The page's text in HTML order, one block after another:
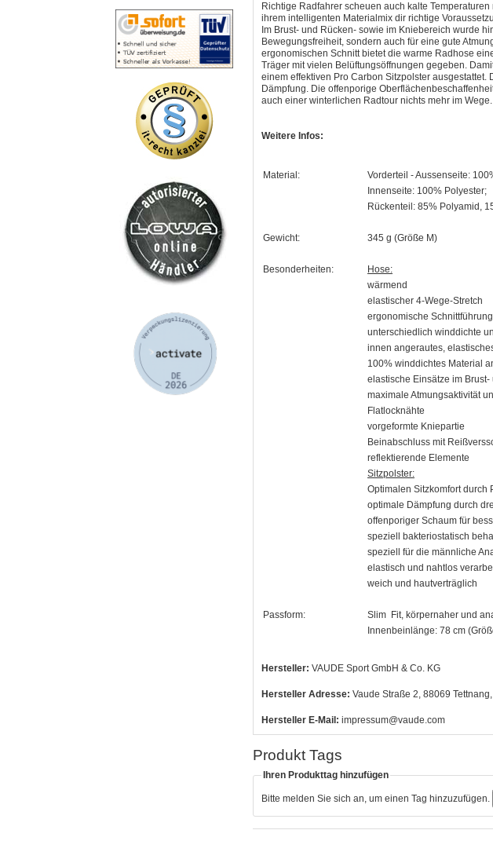
Richtige Radfahrer scheuen auch kalte
ihrem intelligenten Materialmix dir richtige
Im Brust- und Rücken- sowie im Kniebereich wurde
Bewegungsfreiheit, sondern auch für eine gute
ergonomischen Schnitt bietet die warme Radhose
Träger mit vielen Belüftungsöffnungen gegeben.
einem effektiven Pro Carbon Sitzpolster
Dämpfung. Die offenporige
auch einer winterlichen Radtour nichts mehr im Wege.
Weitere Infos:
Material:
Vorderteil - Aussenseite:
Innenseite: 100% Polyester;
Rückenteil: 85% Polyamid,
Gewicht: 345 g (Größe M)
Besonderheiten:
Hose:
wärmend
elastischer 4-Wege-Stretch
ergonomische Schnittführung
unterschiedlich winddichte
innen angerautes,
100% winddichtes Material
elastische Einsätze im
maximale Atmungsaktivität
Flatlocknähte
vorgeformte Kniepartie
Beinabschluss mit
reflektierende Elemente
Sitzpolster:
Optimalen Sitzkomfort durch
optimale Dämpfung durch
offenporiger Schaum für
speziell bakteriostatisch
speziell für die männliche
elastisch und nahtlos
weich und hautverträglich
Passform: Slim Fit, körpernaher und
Innenbeinlänge: 78 cm
Hersteller: VAUDE Sport GmbH & Co. KG
Hersteller Adresse: Vaude Straße 2, 88069
Hersteller E-Mail: impressum@vaude.com
Produkt Tags
Ihren Produkttag hinzufügen
Bitte melden Sie sich an, um einen Tag hinzuzufügen.